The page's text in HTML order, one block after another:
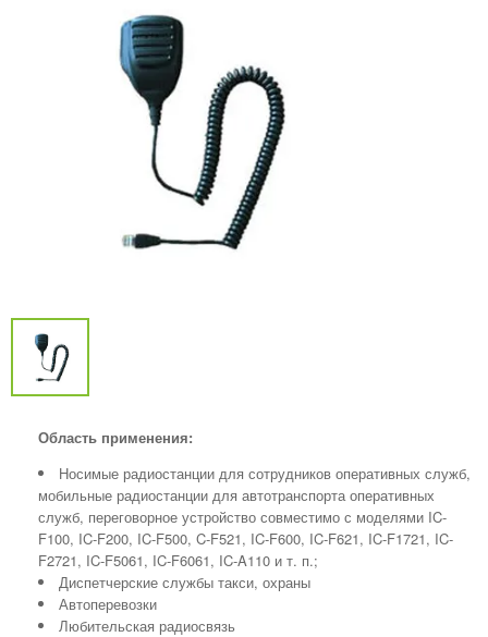
Область применения:
Носимые радиостанции для сотрудников оперативных служб,
мобильные радиостанции для автотранспорта оперативных
служб, переговорное устройство совместимо с моделями IC-
F100, IC-F200, IC-F500, C-F521, IC-F600, IC-F621, IC-F1721, IC-
F2721, IC-F5061, IC-F6061, IC-A110 и т. п.;
Диспетчерские службы такси, охраны
Автоперевозки
Любительская радиосвязь